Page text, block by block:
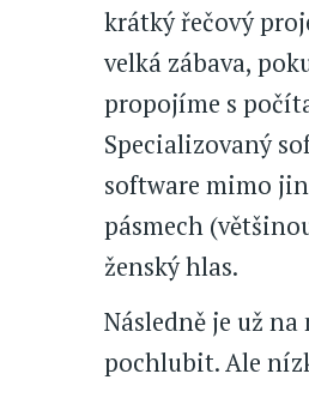
krátký řečový
velká zábava,
propojíme s
Specializovaný
software mimo
pásmech
ženský hlas.
Následně je už
pochlubit. Ale